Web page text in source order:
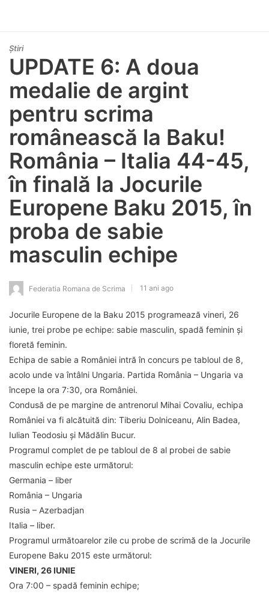
Știri
UPDATE 6: A doua
medalie de argint
pentru scrima
românească la Baku!
România – Italia 44-45,
în finală la Jocurile
Europene Baku 2015, în
proba de sabie
masculin echipe
Federatia Romana de Scrima 11 ani ago
Jocurile Europene de la Baku 2015 programează vineri, 26
iunie, trei probe pe echipe: sabie masculin, spadă feminin și
floretă feminin.
Echipa de sabie a României intră în concurs pe tabloul de 8,
acolo unde va întâlni Ungaria. Partida România – Ungaria va
începe la ora 7:30, ora României.
Condusă de pe margine de antrenorul Mihai Covaliu, echipa
României va fi alcătuită din: Tiberiu Dolniceanu, Alin Badea,
Iulian Teodosiu și Mădălin Bucur.
Programul complet de pe tabloul de 8 al probei de sabie
masculin echipe este următorul:
Germania – liber
România – Ungaria
Rusia – Azerbadjan
Italia – liber.
Programul următoarelor zile cu probe de scrimă de la Jocurile
Europene Baku 2015 este următorul:
VINERI, 26 IUNIE
Ora 7:00 – spadă feminin echipe;